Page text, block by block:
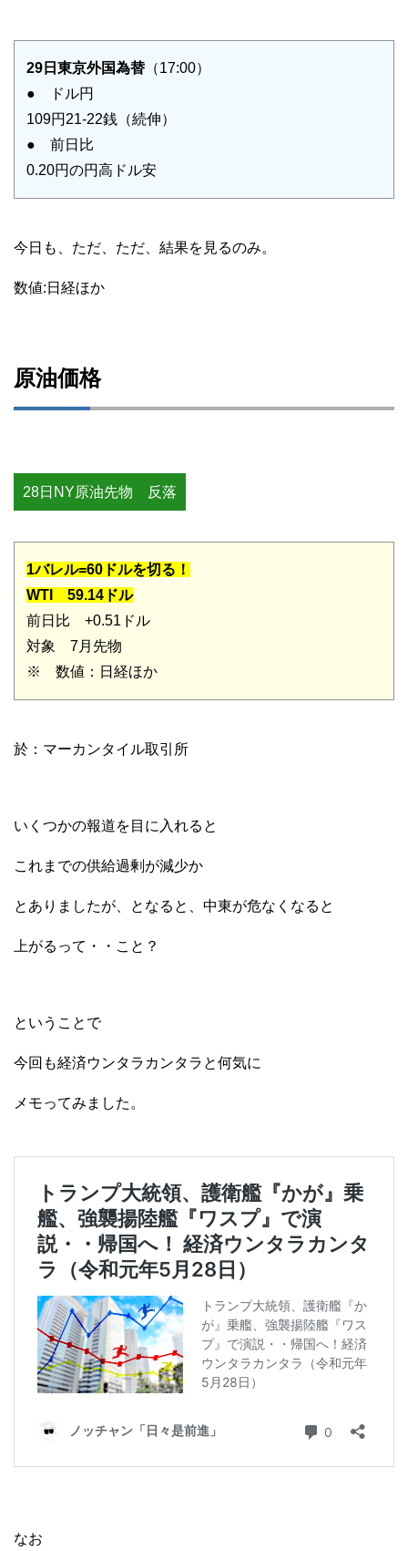
29日東京外国為替（17:00）
● ドル円
109円21-22銭（続伸）
● 前日比
0.20円の円高ドル安
今日も、ただ、ただ、結果を見るのみ。
数値:日経ほか
原油価格
28日NY原油先物 反落
1バレル=60ドルを切る！
WTI 59.14ドル
前日比 +0.51ドル
対象 7月先物
※ 数値：日経ほか
於：マーカンタイル取引所
いくつかの報道を目に入れると
これまでの供給過剰が減少か
とありましたが、となると、中東が危なくなると
上がるって・・こと？
ということで
今回も経済ウンタラカンタラと何気に
メモってみました。
なお